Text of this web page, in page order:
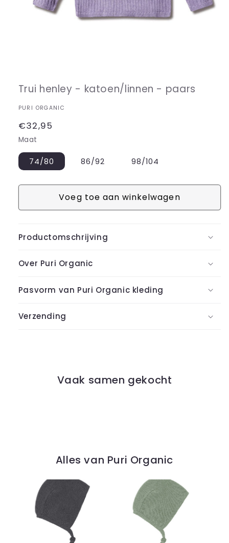
modaal
Trui henley - katoen/linnen - paars
PURI ORGANIC
Normale
prijs
€32,95
Maat
74/80 86/92 98/104
Voeg toe aan winkelwagen
Productomschrijving
Over Puri Organic
Pasvorm van Puri Organic kleding
Verzending
Vaak samen gekocht
Alles van Puri Organic